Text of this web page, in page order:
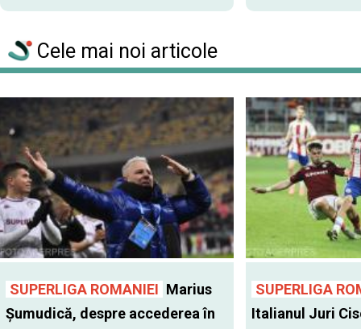
Cele mai noi articole
SUPERLIGA ROMANIEI Marius
Șumudică, despre accederea în
SUPERLIGA
Italianul Juri